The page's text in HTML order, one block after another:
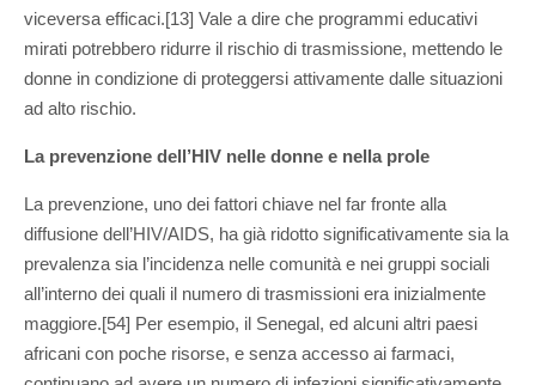
viceversa efficaci.[13] Vale a dire che programmi educativi
mirati potrebbero ridurre il rischio di trasmissione, mettendo le
donne in condizione di proteggersi attivamente dalle situazioni
ad alto rischio.
La prevenzione dell’HIV nelle donne e nella prole
La prevenzione, uno dei fattori chiave nel far fronte alla
diffusione dell’HIV/AIDS, ha già ridotto significativamente sia la
prevalenza sia l’incidenza nelle comunità e nei gruppi sociali
all’interno dei quali il numero di trasmissioni era inizialmente
maggiore.[54] Per esempio, il Senegal, ed alcuni altri paesi
africani con poche risorse, e senza accesso ai farmaci,